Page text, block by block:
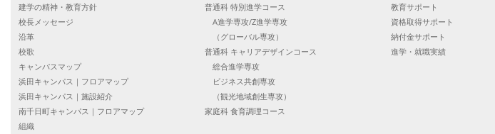
建学の精神・教育方針
校長メッセージ
沿革
校歌
キャンパスマップ
浜田キャンパス｜フロアマップ
浜田キャンパス｜施設紹介
南千日町キャンパス｜フロアマップ
組織
普通科 特別進学コース
A進学専攻/Z進学専攻
（グローバル専攻）
普通科 キャリアデザインコース
総合進学専攻
ビジネス共創専攻
（観光地域創生専攻）
家庭科 食育調理コース
教育サポート
資格取得サポート
納付金サポート
進学・就職実績